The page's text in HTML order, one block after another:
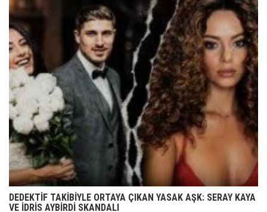
DEDEKTİF TAKİBİYLE ORTAYA ÇIKAN YASAK AŞK: SERAY KAYA
VE İDRİS AYBİRDİ SKANDALI